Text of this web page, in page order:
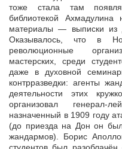
тоже стала там
библиотекой
материалы — выписки из
Оказывалось, что в
революционные
мастерских, среди
даже в духовной
контрразведки: агенты
деятельности этих
организовал
назначенный в 1909 году
(до приезда на Дон он
жандармов). Борис